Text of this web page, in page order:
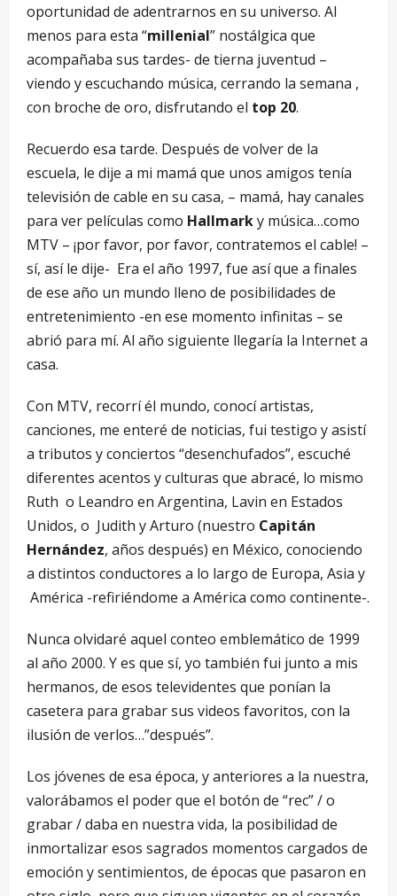
oportunidad de adentrarnos en su universo. Al
menos para esta “millenial” nostálgica que
acompañaba sus tardes- de tierna juventud –
viendo y escuchando música, cerrando la semana ,
con broche de oro, disfrutando el top 20.
Recuerdo esa tarde. Después de volver de la
escuela, le dije a mi mamá que unos amigos tenía
televisión de cable en su casa, – mamá, hay canales
para ver películas como Hallmarky música…como
MTV – ¡por favor, por favor, contratemos el cable! –
sí, así le dije- Era el año 1997, fue así que a finales
de ese año un mundo lleno de posibilidades de
entretenimiento -en ese momento infinitas – se
abrió para mí. Al año siguiente llegaría la Internet a
casa.
Con MTV, recorrí él mundo, conocí artistas,
canciones, me enteré de noticias, fui testigo y asistí
a tributos y conciertos “desenchufados”, escuché
diferentes acentos y culturas que abracé, lo mismo
Ruth o Leandro en Argentina, Lavin en Estados
Unidos, o Judith y Arturo (nuestro Capitán
Hernández, años después) en México, conociendo
a distintos conductores a lo largo de Europa, Asia y
América -refiriéndome a América como continente-.
Nunca olvidaré aquel conteo emblemático de 1999
al año 2000. Y es que sí, yo también fui junto a mis
hermanos, de esos televidentes que ponían la
casetera para grabar sus videos favoritos, con la
ilusión de verlos…”después”.
Los jóvenes de esa época, y anteriores a la nuestra,
valorábamos el poder que el botón de “rec” / o
grabar / daba en nuestra vida, la posibilidad de
inmortalizar esos sagrados momentos cargados de
emoción y sentimientos, de épocas que pasaron en